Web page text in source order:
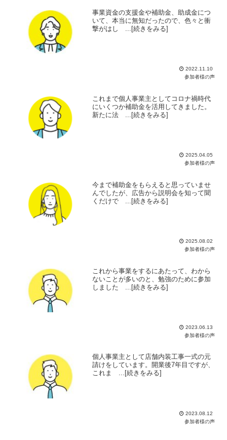
事業資金の支援金や補助金、助成金につ
いて、本当に無知だったので、色々と衝
撃がはし ...[続きをみる]
2022.11.10
参加者様の声
これまで個人事業主としてコロナ禍時代
にいくつか補助金を活用してきました。
新たに法 ...[続きをみる]
2025.04.05
参加者様の声
今まで補助金をもらえると思っていませ
んでしたが、広告から説明会を知って聞
くだけで ...[続きをみる]
2025.08.02
参加者様の声
これから事業をするにあたって、わから
ないことが多いのと、勉強のために参加
しました ...[続きをみる]
2023.06.13
参加者様の声
個人事業主として店舗内装工事一式の元
請けをしています。開業後7年目ですが、
これま ...[続きをみる]
2023.08.12
参加者様の声